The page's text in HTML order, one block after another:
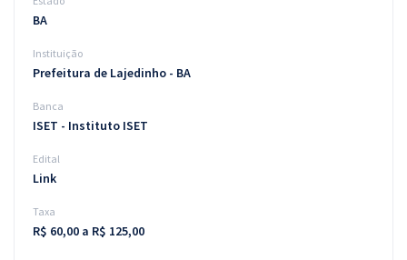
BA
Instituição
Prefeitura de Lajedinho - BA
Banca
ISET - Instituto ISET
Edital
Link
Taxa
R$ 60,00 a R$ 125,00